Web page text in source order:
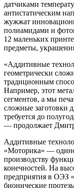
датчиками
антистатическим
жужжат
полиамидами и
12 маленьких
предметы,
«Аддитивные
геометрически
традиционным
Например, этот
сегментов, а мы
сложные заготовки
требуется до
— продолжает
Аддитивные
«Моторика» —
производству
конечностей. На
предприятия в ОЭЗ
бионические